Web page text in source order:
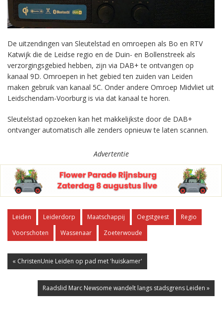
De uitzendingen van Sleutelstad en omroepen als Bo en RTV
Katwijk die de Leidse regio en de Duin- en Bollenstreek als
verzorgingsgebied hebben, zijn via DAB+ te ontvangen op
kanaal 9D. Omroepen in het gebied ten zuiden van Leiden
maken gebruik van kanaal 5C. Onder andere Omroep Midvliet uit
Leidschendam-Voorburg is via dat kanaal te horen.
Sleutelstad opzoeken kan het makkelijkste door de DAB+
ontvanger automatisch alle zenders opnieuw te laten scannen.
Advertentie
Leiden Leiderdorp Maatschappij Oegstgeest
Regio
Voorschoten
Wassenaar Zoeterwoude
« ChristenUnie Leiden op pad met 'huiskamer'
Raadslid Marc Newsome wandelt langs stadsgrens Leiden »